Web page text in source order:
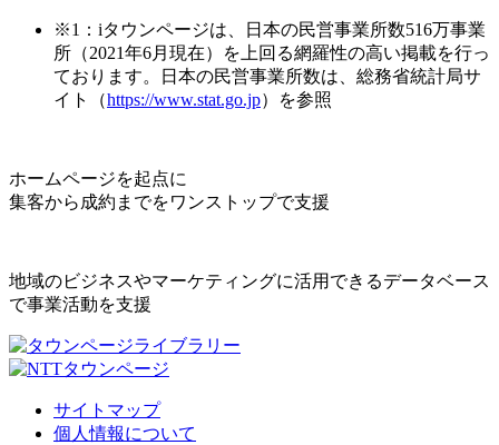
※1：iタウンページは、日本の民営事業所数516万事業
所（2021年6月現在）を上回る網羅性の高い掲載を行っ
ております。日本の民営事業所数は、総務省統計局サ
イト（https://www.stat.go.jp）を参照
ホームページを起点に
集客から成約までをワンストップで支援
地域のビジネスやマーケティングに活用できるデータベース
で事業活動を支援
サイトマップ
個人情報について